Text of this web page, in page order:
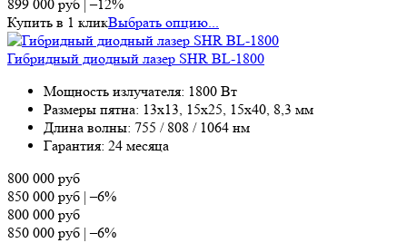
899 000 руб |–12%
Купить в 1 кликВыбрать опцию...
Гибридный диодный лазер SHR BL-1800
Мощность излучателя: 1800 Вт
Размеры пятна: 13х13, 15х25, 15х40, 8,3 мм
Длина волны: 755 / 808 / 1064 нм
Гарантия: 24 месяца
800 000 руб
850 000 руб |–6%
800 000 руб
850 000 руб |–6%